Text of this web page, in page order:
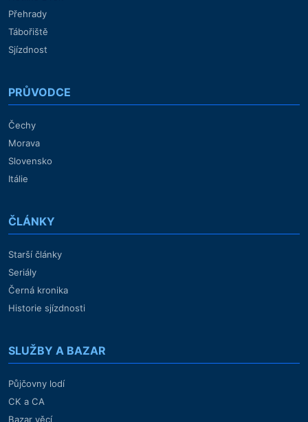
Přehrady
Tábořiště
Sjízdnost
PRŮVODCE
Čechy
Morava
Slovensko
Itálie
ČLÁNKY
Starší články
Seriály
Černá kronika
Historie sjízdnosti
SLUŽBY A BAZAR
Půjčovny lodí
CK a CA
Bazar věcí